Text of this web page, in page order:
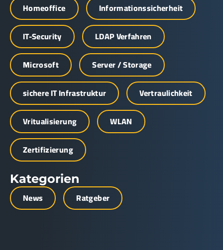
Homeoffice
Informationssicherheit
IT-Security
LDAP Verfahren
Microsoft
Server / Storage
sichere IT Infrastruktur
Vertraulichkeit
Vritualisierung
WLAN
Zertifizierung
Kategorien
News Ratgeber